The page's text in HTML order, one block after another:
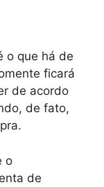
o que há de
ficará
de acordo
de fato,
o
de